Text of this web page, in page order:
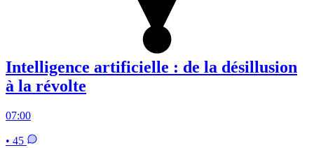
Intelligence artificielle : de la désillusion
à la révolte
07:00
• 45